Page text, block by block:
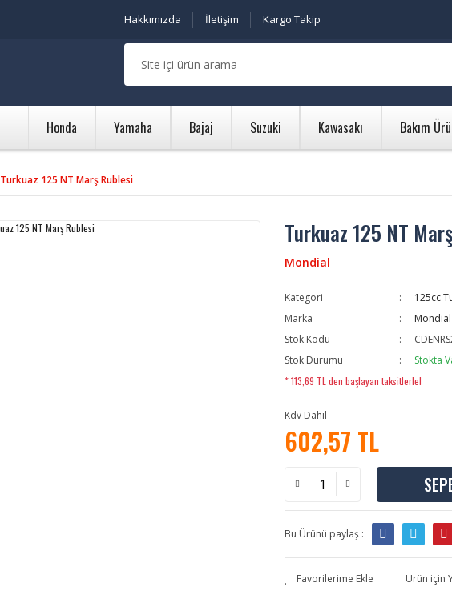
Hakkımızda İletişim Kargo Takip
Honda Yamaha Bajaj Suzuki Kawasakı Bakım
Turkuaz 125 NT Marş Rublesi
Turkuaz 125 NT
Mondial
Kategori
125cc
Marka
Mondial
Stok Kodu
Stok Durumu
Stokta
* 113,69 TL den başlayan taksitlerle!
Kdv Dahil
602,57 TL
Bu Ürünü paylaş :
Ürün için